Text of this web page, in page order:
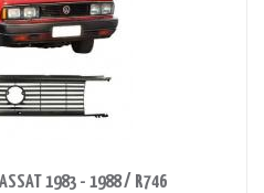
1983 - 1988 / R746